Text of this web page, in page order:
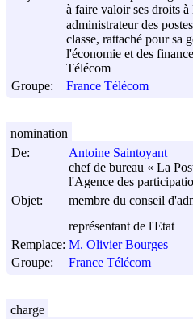
à faire valoir ses droits à
administrateur des
classe, rattaché pour sa
l'économie et des
Télécom
Groupe:
France Télécom
De:
Antoine Saintoyant
chef de bureau « La
l'Agence des
Objet:
membre du conseil
représentant de l'Etat
Remplace: M. Olivier Bourges
Groupe:
France Télécom
nomination
charge